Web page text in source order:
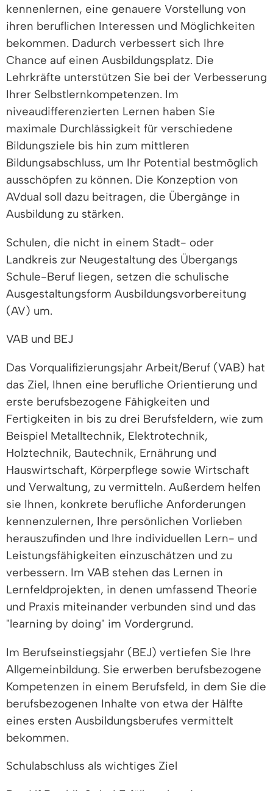
kennenlernen, eine genauere Vorstellung von
ihren beruflichen Interessen und Möglichkeiten
bekommen. Dadurch verbessert sich Ihre
Chance auf einen Ausbildungsplatz. Die
Lehrkräfte unterstützen Sie bei der Verbesserung
Ihrer Selbstlernkompetenzen. Im
niveaudifferenzierten Lernen haben Sie
maximale Durchlässigkeit für verschiedene
Bildungsziele bis hin zum mittleren
Bildungsabschluss, um Ihr Potential bestmöglich
ausschöpfen zu können. Die Konzeption von
AVdual soll dazu beitragen, die Übergänge in
Ausbildung zu stärken.
Schulen, die nicht in einem Stadt- oder
Landkreis zur Neugestaltung des Übergangs
Schule-Beruf liegen, setzen die schulische
Ausgestaltungsform Ausbildungsvorbereitung
(AV) um.
VAB und BEJ
Das Vorqualifizierungsjahr Arbeit/Beruf (VAB) hat
das Ziel, Ihnen eine berufliche Orientierung und
erste berufsbezogene Fähigkeiten und
Fertigkeiten in bis zu drei Berufsfeldern, wie zum
Beispiel Metalltechnik, Elektrotechnik,
Holztechnik, Bautechnik, Ernährung und
Hauswirtschaft, Körperpflege sowie Wirtschaft
und Verwaltung, zu vermitteln. Außerdem helfen
sie Ihnen, konkrete berufliche Anforderungen
kennenzulernen, Ihre persönlichen Vorlieben
herauszufinden und Ihre individuellen Lern- und
Leistungsfähigkeiten einzuschätzen und zu
verbessern. Im VAB stehen das Lernen in
Lernfeldprojekten, in denen umfassend Theorie
und Praxis miteinander verbunden sind und das
"learning by doing" im Vordergrund.
Im Berufseinstiegsjahr (BEJ) vertiefen Sie Ihre
Allgemeinbildung. Sie erwerben berufsbezogene
Kompetenzen in einem Berufsfeld, in dem Sie die
berufsbezogenen Inhalte von etwa der Hälfte
eines ersten Ausbildungsberufes vermittelt
bekommen.
Schulabschluss als wichtiges Ziel